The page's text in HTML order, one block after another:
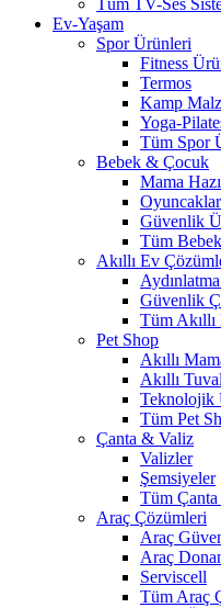
Tüm TV-Ses
Ev-Yaşam
Spor Ürünleri
Fitness
Termos
Kamp
Yoga-
Tüm Spor
Bebek & Çocuk
Mama
Oyuncaklar
Güvenlik
Tüm
Akıllı Ev
Güvenlik
Tüm
Pet Shop
Akıllı
Akıllı
Teknolojik
Tüm Pet
Çanta & Valiz
Valizler
Şemsiyeler
Tüm
Araç Çözümleri
Araç
Araç
Serviscell
Tüm Araç